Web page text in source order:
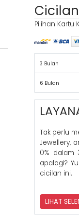
Cicilan
Pilihan Kartu
3 Bulan
6 Bulan
Tak perlu
Jewellery,
0% dalam
apalagi?
cicilan ini.
LIHAT